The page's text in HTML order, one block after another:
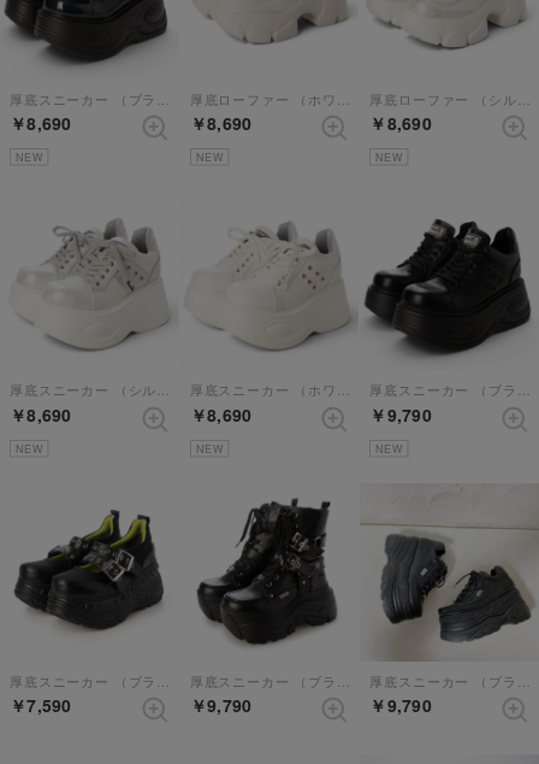
￥8,690
NEW
￥8,690
NEW
￥8,690
NEW
厚底スニーカー （シルバーコンビ）
￥8,690
NEW
厚底スニーカー （ホワイト）
￥8,690
NEW
厚底スニーカー （ブラック）
￥9,790
NEW
厚底スニーカー （ブラック）
￥7,590
厚底スニーカー （ブラック）
￥9,790
厚底スニーカー （ブラック）
￥9,790